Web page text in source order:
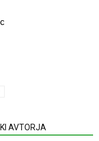
AVTORJA